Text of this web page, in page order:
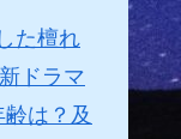
た檀れ
ドラマ
は？及